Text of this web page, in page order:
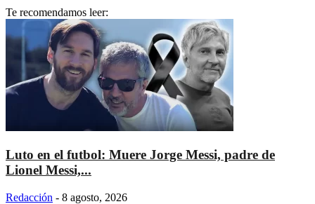
Te recomendamos leer:
Luto en el futbol: Muere Jorge Messi, padre de
Lionel Messi,...
Redacción - 8 agosto, 2026